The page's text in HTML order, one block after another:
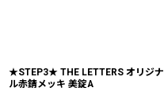
★STEP3★ THE LETTERS オリジナ
ル赤錆メッキ 美錠A